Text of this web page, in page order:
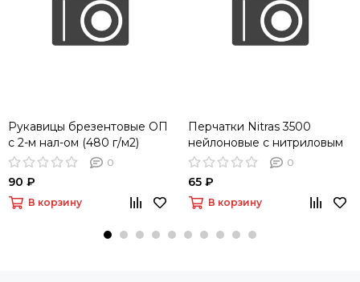
Рукавицы брезентовые ОП
с 2-м нал-ом (480 г/м2)
0
90 ₽
В корзину
Перчатки Nitras 3500
нейлоновые с нитриловым
покрытием
0
65 ₽
В корзину